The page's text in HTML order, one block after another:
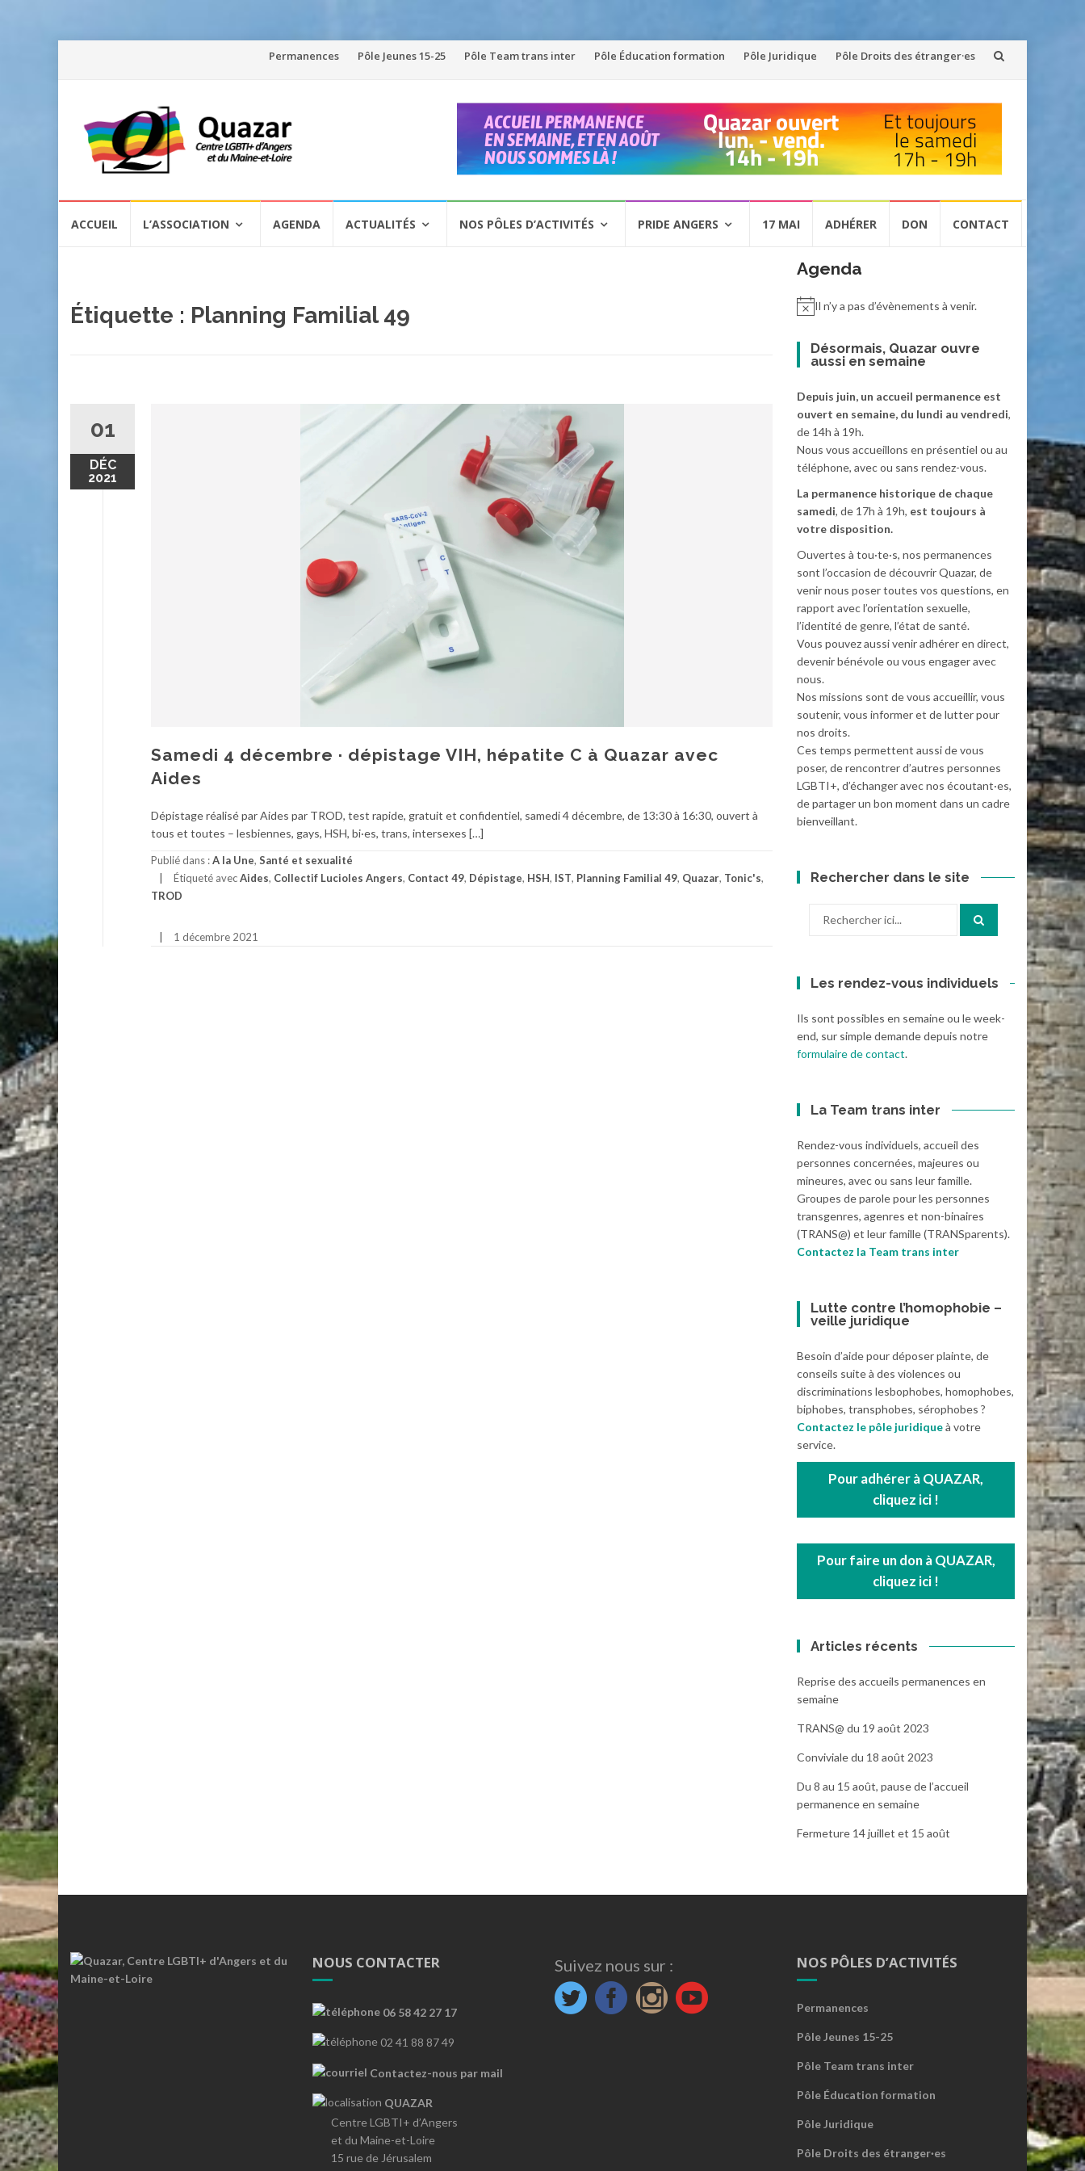
Aller
Permanences Pôle Jeunes 15-25 Pôle Team trans inter Pôle Éducation formation Pôle Juridique Pôle Droits des étranger·es
ACCUEIL L’ASSOCIATION AGENDA ACTUALITÉS NOS PÔLES D’ACTIVITÉS PRIDE ANGERS 17 MAI ADHÉRER DON CONTACT
Étiquette : Planning Familial 49
01
DÉC
2021
Samedi 4 décembre · dépistage VIH, hépatite C à Quazar avec
Aides
Dépistage réalisé par Aides par TROD, test rapide, gratuit et confidentiel, samedi 4 décembre, de 13:30 à 16:30, ouvert à
tous et toutes – lesbiennes, gays, HSH, bi·es, trans, intersexes […]
Publié dans :A la Une, Santé et sexualité
Étiqueté avecAides, Collectif Lucioles Angers, Contact 49, Dépistage, HSH, IST, Planning Familial 49, Quazar, Tonic's,
TROD
1 décembre 2021
Agenda
Il n’y a pas d’évènements à venir.
Désormais, Quazar ouvre
aussi en semaine
Depuis juin, un accueil permanence est
ouvert en semaine, du lundi au vendredi,
de 14h à 19h.
Nous vous accueillons en présentiel ou au
téléphone, avec ou sans rendez-vous.
La permanence historique de chaque
samedi, de 17h à 19h, est toujours à
votre disposition.
Ouvertes à tou·te·s, nos permanences
sont l’occasion de découvrir Quazar, de
venir nous poser toutes vos questions, en
rapport avec l’orientation sexuelle,
l’identité de genre, l’état de santé.
Vous pouvez aussi venir adhérer en direct,
devenir bénévole ou vous engager avec
nous.
Nos missions sont de vous accueillir, vous
soutenir, vous informer et de lutter pour
nos droits.
Ces temps permettent aussi de vous
poser, de rencontrer d’autres personnes
LGBTI+, d’échanger avec nos écoutant·es,
de partager un bon moment dans un cadre
bienveillant.
Rechercher dans le site
Les rendez-vous individuels
Ils sont possibles en semaine ou le week-
end, sur simple demande depuis notre
formulaire de contact.
La Team trans inter
Rendez-vous individuels, accueil des
personnes concernées, majeures ou
mineures, avec ou sans leur famille.
Groupes de parole pour les personnes
transgenres, agenres et non-binaires
(TRANS@) et leur famille (TRANSparents).
Contactez la Team trans inter
Lutte contre l’homophobie –
veille juridique
Besoin d’aide pour déposer plainte, de
conseils suite à des violences ou
discriminations lesbophobes, homophobes,
biphobes, transphobes, sérophobes ?
Contactez le pôle juridiqueà votre
service.
Pour adhérer à QUAZAR,
cliquez ici !
Pour faire un don à QUAZAR,
cliquez ici !
Articles récents
Reprise des accueils permanences en
semaine
TRANS@ du 19 août 2023
Conviviale du 18 août 2023
Du 8 au 15 août, pause de l’accueil
permanence en semaine
Fermeture 14 juillet et 15 août
NOUS CONTACTER
06 58 42 27 17
02 41 88 87 49
Contactez-nous par mail
QUAZAR
Centre LGBTI+ d’Angers
et du Maine-et-Loire
15 rue de Jérusalem
Suivez nous sur : NOS PÔLES D’ACTIVITÉS
Permanences
Pôle Jeunes 15-25
Pôle Team trans inter
Pôle Éducation formation
Pôle Juridique
Pôle Droits des étranger·es